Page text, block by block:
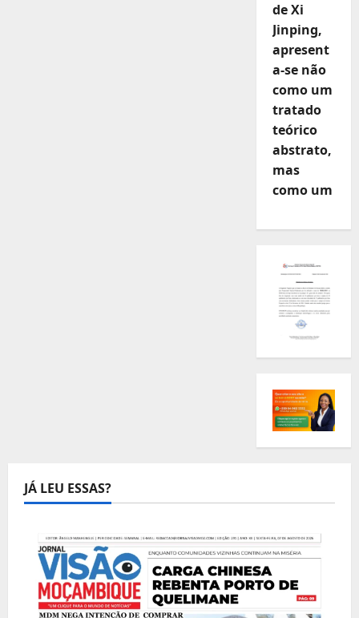
de Xi
Jinping,
apresent
a-se não
como um
tratado
teórico
abstrato,
mas
como um
JÁ LEU ESSAS?